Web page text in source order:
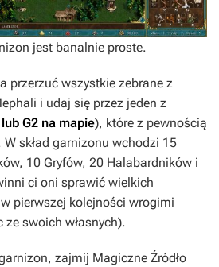
jest banalnie proste.
przerzuć wszystkie zebrane z
i udaj się przez jeden z
G2 na mapie), które z pewnością
W skład garnizonu wchodzi 15
10 Gryfów, 20 Halabardników i
ci oni sprawić wielkich
pierwszej kolejności wrogimi
swoich własnych).
zajmij Magiczne Źródło